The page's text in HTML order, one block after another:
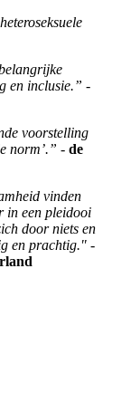
en inclusie.” -
voorstelling
norm’.” - de
vinden
in een pleidooi
door niets en
en prachtig." -